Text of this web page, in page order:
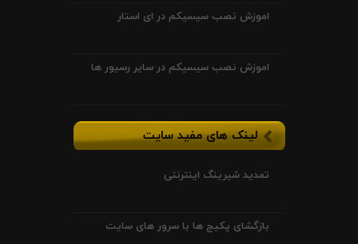
اموزش نصب سیسیکم در ای استار
اموزش نصب سیسیکم در سایر رسیور ها
لینک های مفید سایت
تمدید شیرینگ اینترنتی
بازگشای پکیج ها با سرور های سایت